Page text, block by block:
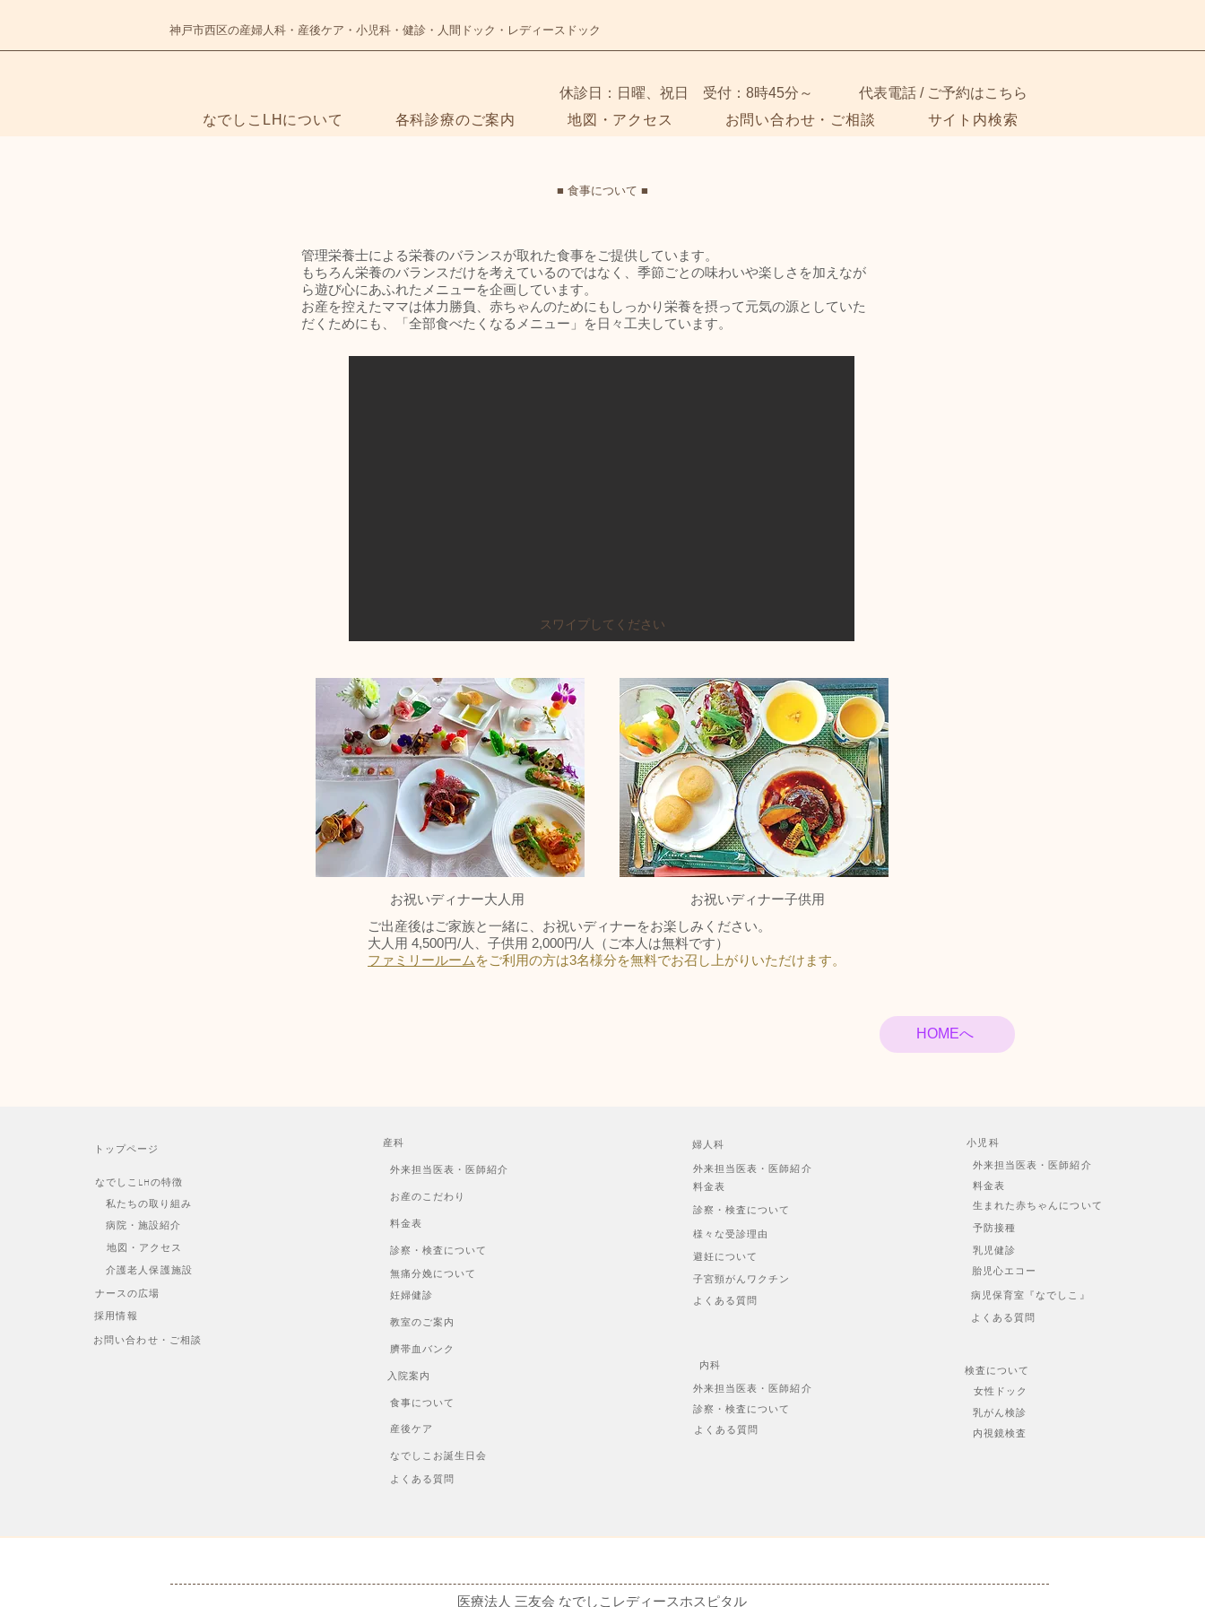
神戸市西区の産婦人科・産後ケア・小児科・健診・人間ドック・レディースドック
​休診日：日曜、祝日 受付：8時45分～
代表電話 / ご予約はこちら
なでしこLHについて
各科診療のご案内 地図・アクセス お問い合わせ・ご相談 サイト内検索
■ 食事について ■
管理栄養士による栄養のバランスが取れた食事をご提供しています。
もちろん栄養のバランスだけを考えているのではなく、季節ごとの味わいや楽しさを加えなが
ら遊び心にあふれたメニューを企画しています。
お産を控えたママは体力勝負、赤ちゃんのためにもしっかり栄養を摂って元気の源としていた
だくためにも、「全部食べたくなるメニュー」を日々工夫しています。
​スワイプしてください
お祝いディナー大人用
お祝いディナー子供用
ご出産後はご家族と一緒に、お祝いディナーをお楽しみください。
大人用 4,500円/人、子供用 2,000円/人（ご本人は無料です）
ファミリールーム をご利用の方は3名様分を無料でお召し上がりいただけます。
HOMEへ
トップページ
なでしこLHの特徴
私たちの取り組み
病院・施設紹介
地図・アクセス
介護老人保護施設
ナースの広場
採用情報
お問い合わせ・ご相談
産科
外来担当医表・医師紹介
お産のこだわり
料金表
診察・検査について
無痛分娩について
妊婦健診
教室のご案内
臍帯血バンク
入院案内
食事について
産後ケア
なでしこお誕生日会
よくある質問
婦人科
外来担当医表・医師紹介
料金表
診察・検査について
様々な受診理由
避妊について
子宮頸がんワクチン
よくある質問
内科
外来担当医表・医師紹介
診察・検査について
よくある質問
小児科
外来担当医表・医師紹介
料金表
生まれた赤ちゃんについて
予防接種
乳児健診
胎児心エコー
病児保育室『なでしこ』
よくある質問
検査について
女性ドック
乳がん検診
内視鏡検査
医療法人 三友会 なでしこレディースホスピタル